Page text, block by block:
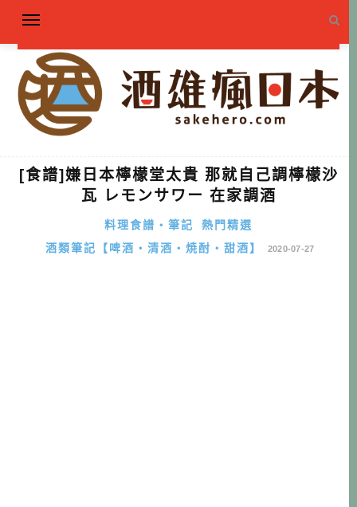
[食譜]嫌日本檸檬堂太貴 那就自己調檸檬沙
瓦 レモンサワー 在家調酒
料理食譜・筆記
熱門精選
酒類筆記【啤酒・清酒・焼酎・甜酒】
2020-07-27